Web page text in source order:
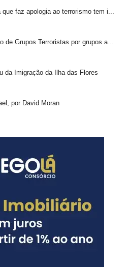
que faz apologia ao terrorismo tem i...
de Grupos Terroristas por grupos a...
da Imigração da Ilha das Flores
por David Moran